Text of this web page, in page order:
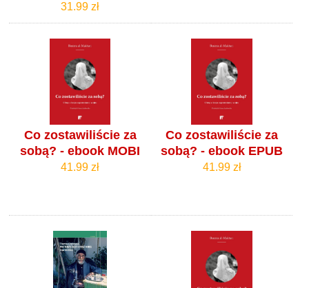
31.99 zł
Co zostawiliście za
sobą? - ebook MOBI
41.99 zł
Co zostawiliście za
sobą? - ebook EPUB
41.99 zł